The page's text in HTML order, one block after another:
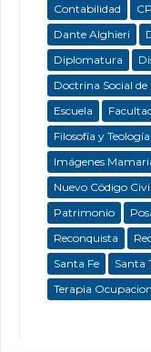
Contabilidad
Dante Alghieri
Diplomatura
Doctrina Social de
Escuela
Filosofía y Teología
Imágenes
Nuevo Código
Patrimonio
Reconquista
Santa Fe
Santa
Terapia